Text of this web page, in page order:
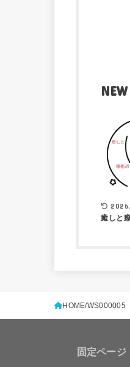
癒しと
HOME WS000005
固定ページ